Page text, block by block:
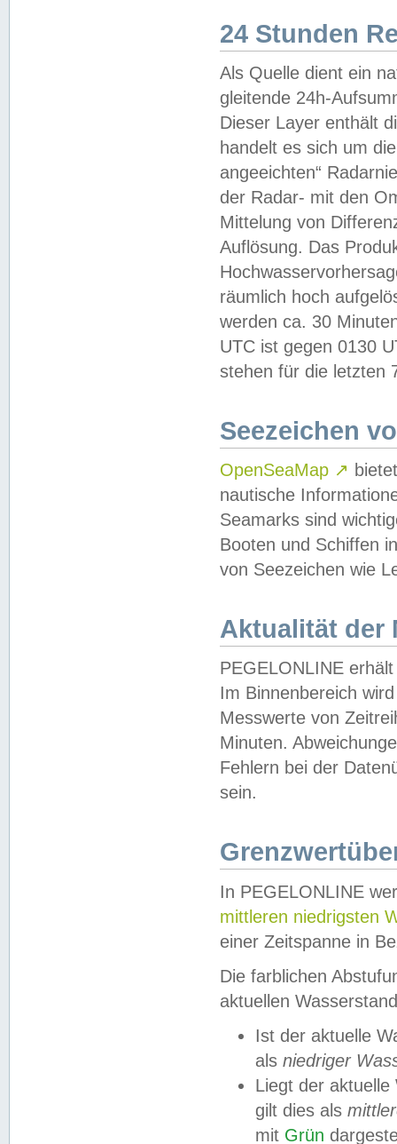
24 Stunden
Als Quelle dient ein
gleitende 24h-
Dieser Layer enthält
handelt es sich um
angeeichten“
der Radar- mit den
Mittelung von
Auflösung. Das
räumlich hoch
werden ca. 30
UTC ist gegen 0130
stehen für die letzten
Seezeichen
OpenSeaMap ↗
nautische
Seamarks sind
Booten und Schiffen
von Seezeichen wie
Aktualität der
PEGELONLINE
Im Binnenbereich
Messwerte von
Minuten.
Fehlern bei der
sein.
In PEGELONLINE
mittleren niedrigsten
einer Zeitspanne in
Die farblichen
aktuellen
Ist der aktuelle
als niedriger
Liegt der
gilt dies als
mit Grün